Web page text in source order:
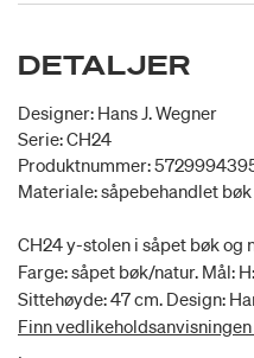
DETALJER
Designer: Hans J. Wegner
Serie: CH24
Produktnummer:
Materiale: såpebehandlet
CH24 y-stolen i såpet bøk og
Farge: såpet bøk/natur. Mål:
Sittehøyde: 47 cm. Design:
Finn vedlikeholdsanvisningen